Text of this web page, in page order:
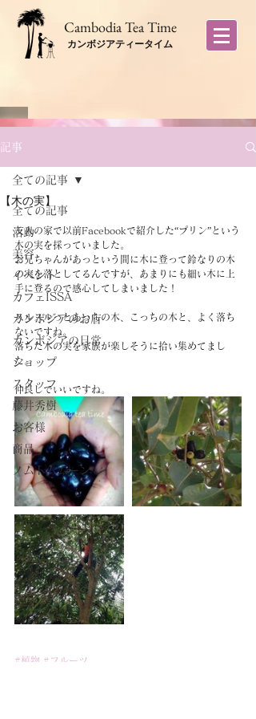
​Cambodia Tea Time
カンボジアティータイム
記事
全ての記事
活動
美容
イベント
カフェISSA
カンボジアのお店
カンボジアの日常
ショップ
スタッフ
藤井秀樹
お客様
商品
ノムトムムーン
全ての記事
【木の実】
友人の家で以前Facebookで紹介した“プリン”という
木の実を採っていました。
お兄ちゃんがあっという間に木に登って鈴なりの木
の実を落としてるんですが、あまりにも細い木に上
手に登るので感心してしまいました！
スルスルっとあっちの木、こっちの木と、よく落ち
ないですね。
落ちた木の実を家族が楽しそうに拾い集めてまし
た。
仲良しでいいですね。
#植物 #フルーツ